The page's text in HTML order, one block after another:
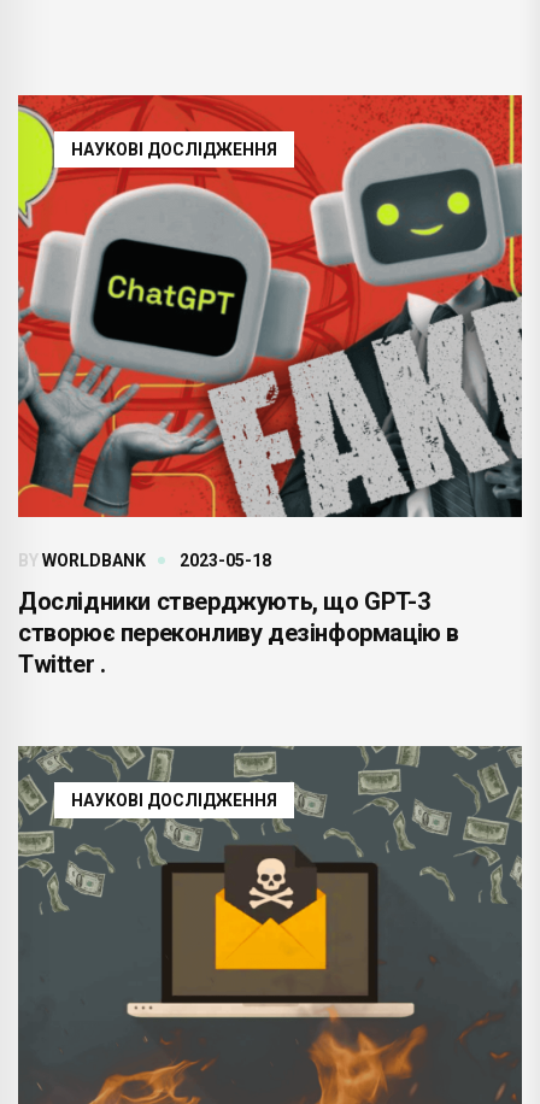
НАУКОВІ ДОСЛІДЖЕННЯ
BYWORLDBANK 2023-05-18
Дослідники стверджують, що GPT-3
створює переконливу дезінформацію в
Twitter .
НАУКОВІ ДОСЛІДЖЕННЯ